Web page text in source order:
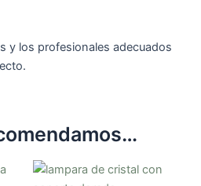
y los profesionales adecuados